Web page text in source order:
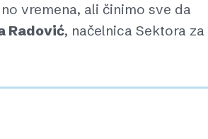
vremena, ali činimo sve da
Radović, načelnica Sektora za